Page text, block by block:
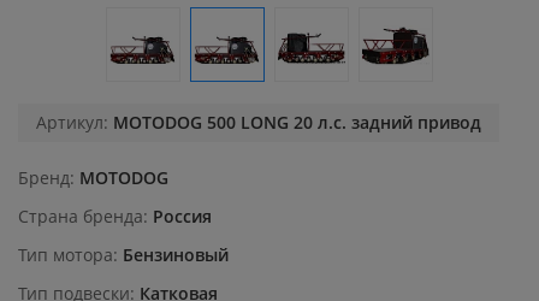
Артикул: MOTODOG 500 LONG 20 л.с. задний привод
Бренд MOTODOG
Страна бренда Россия
Тип мотора Бензиновый
Тип подвески Катковая